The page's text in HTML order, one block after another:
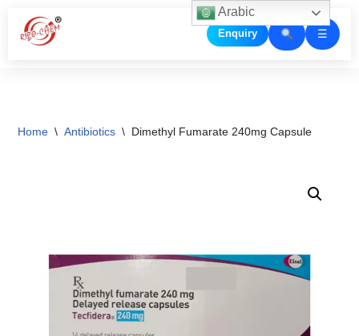
Skip
Enquiry ☰
Home \ Antibiotics \ Dimethyl Fumarate 240mg Capsule
Arabic